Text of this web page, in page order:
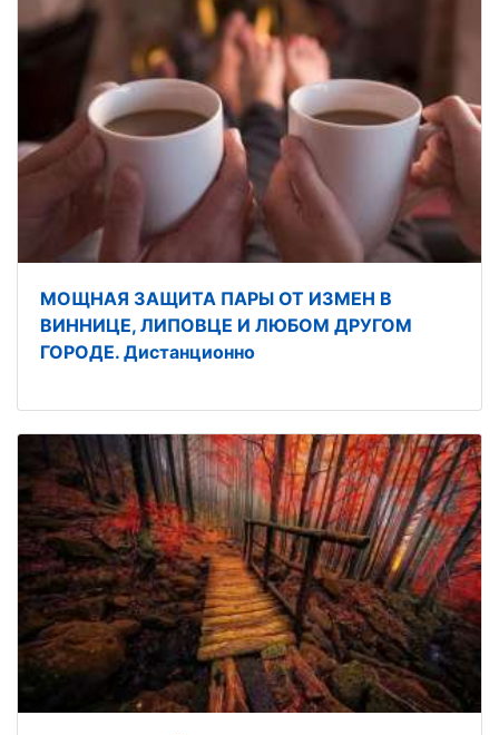
МОЩНАЯ ЗАЩИТА ПАРЫ ОТ ИЗМЕН В
ВИННИЦЕ, ЛИПОВЦЕ И ЛЮБОМ ДРУГОМ
ГОРОДЕ. Дистанционно